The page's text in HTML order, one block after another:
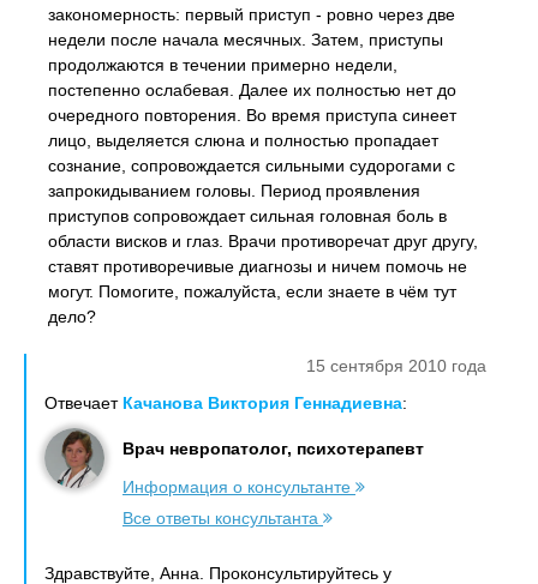
закономерность: первый приступ - ровно через две
недели после начала месячных. Затем, приступы
продолжаются в течении примерно недели,
постепенно ослабевая. Далее их полностью нет до
очередного повторения. Во время приступа синеет
лицо, выделяется слюна и полностью пропадает
сознание, сопровождается сильными судорогами с
запрокидыванием головы. Период проявления
приступов сопровождает сильная головная боль в
области висков и глаз. Врачи противоречат друг другу,
ставят противоречивые диагнозы и ничем помочь не
могут. Помогите, пожалуйста, если знаете в чём тут
дело?
15 сентября 2010 года
Отвечает Качанова Виктория Геннадиевна:
Врач невропатолог, психотерапевт
Информация о консультанте
Все ответы консультанта
Здравствуйте, Анна. Проконсультируйтесь у